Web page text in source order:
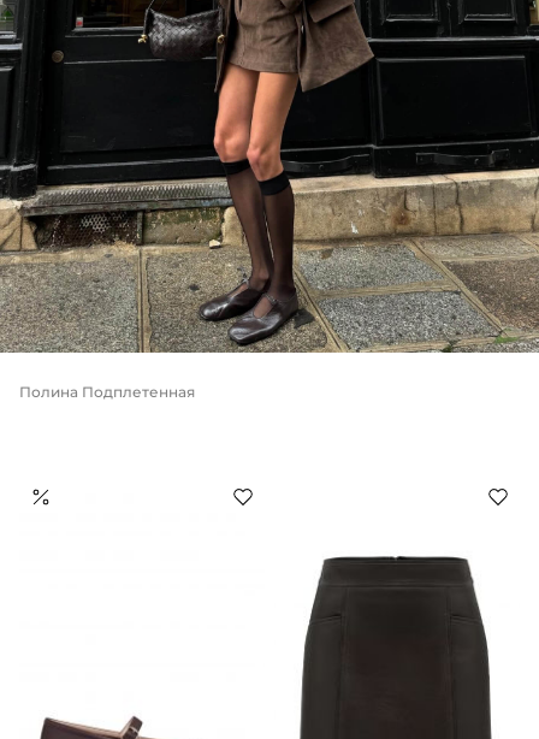
Полина Подплетенная